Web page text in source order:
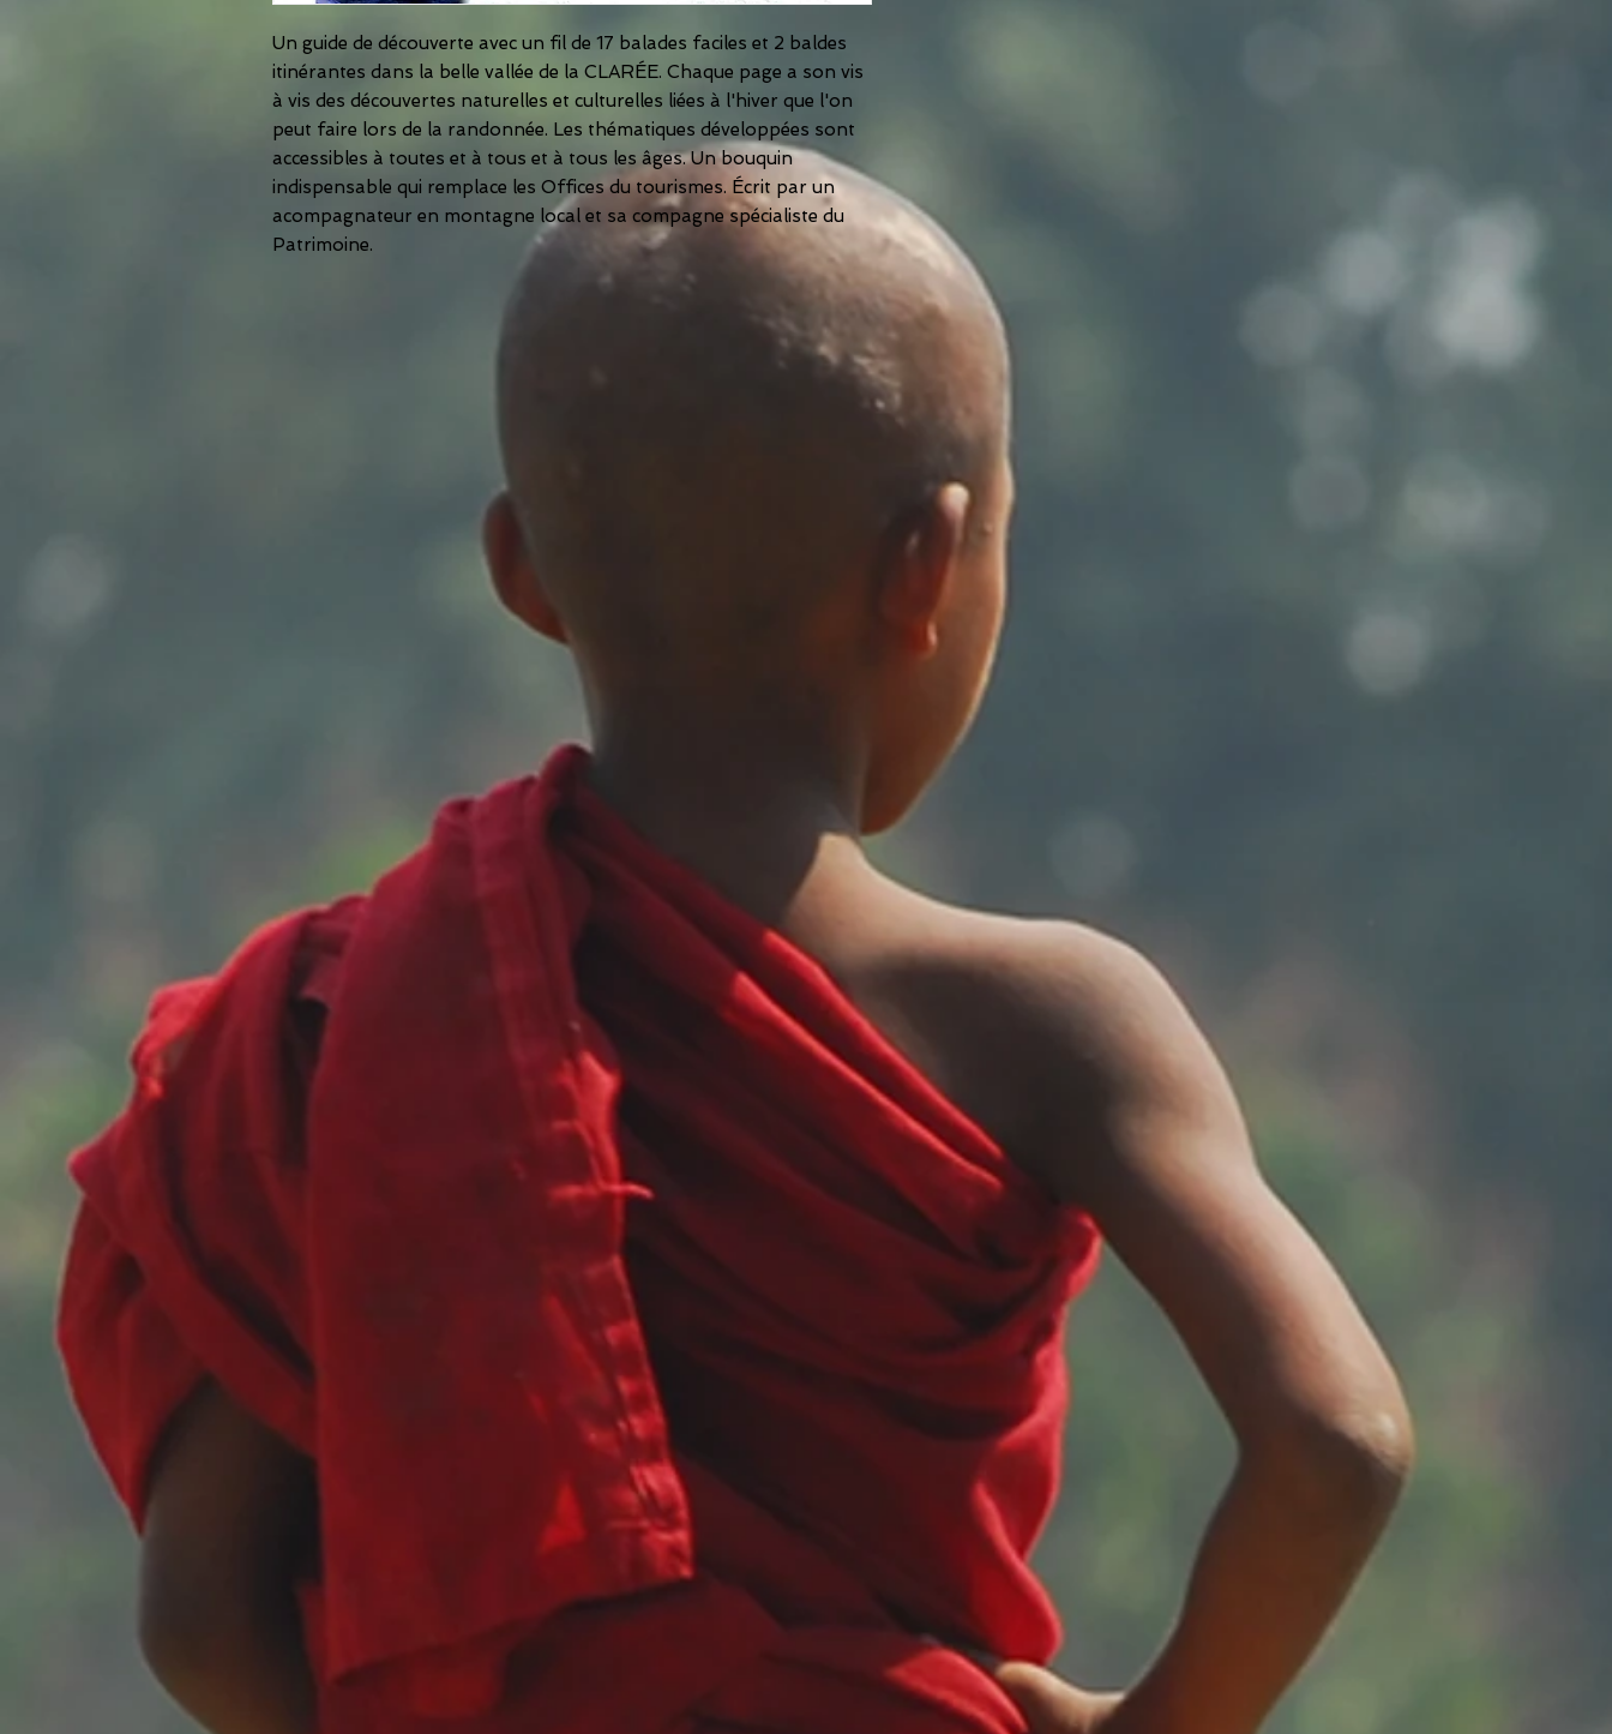
Un guide de découverte avec un fil de 17 balades faciles et 2 baldes
itinérantes dans la belle vallée de la CLARÉE. Chaque page a son vis
à vis des découvertes naturelles et culturelles liées à l'hiver que l'on
peut faire lors de la randonnée. Les thématiques développées sont
accessibles à toutes et à tous et à tous les âges. Un bouquin
indispensable qui remplace les Offices du tourismes. Écrit par un
acompagnateur en montagne local et sa compagne spécialiste du
Patrimoine.